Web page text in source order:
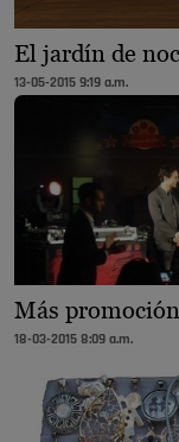
El jardín de
13-05-2015 9:19 a.m.
Más
18-03-2015 8:09 a.m.